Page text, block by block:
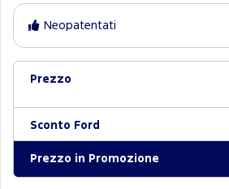
Neopatentati
Prezzo
Sconto Ford
Prezzo in Promozione